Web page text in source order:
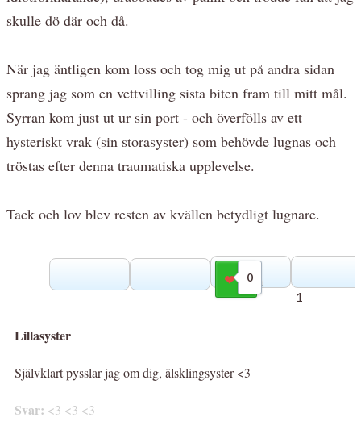
skulle dö där och då.
När jag äntligen kom loss och tog mig ut på andra sidan
sprang jag som en vettvilling sista biten fram till mitt mål.
Syrran kom just ut ur sin port - och överfölls av ett
hysteriskt vrak (sin storasyster) som behövde lugnas och
tröstas efter denna traumatiska upplevelse.
Tack och lov blev resten av kvällen betydligt lugnare.
0
Gilla
1
Lillasyster
Självklart pysslar jag om dig, älsklingsyster <3
Svar: <3 <3 <3